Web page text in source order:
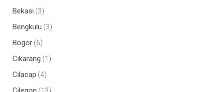
Bekasi (3)
Bengkulu (3)
Bogor(6)
Cikarang (1)
Cilacap (4)